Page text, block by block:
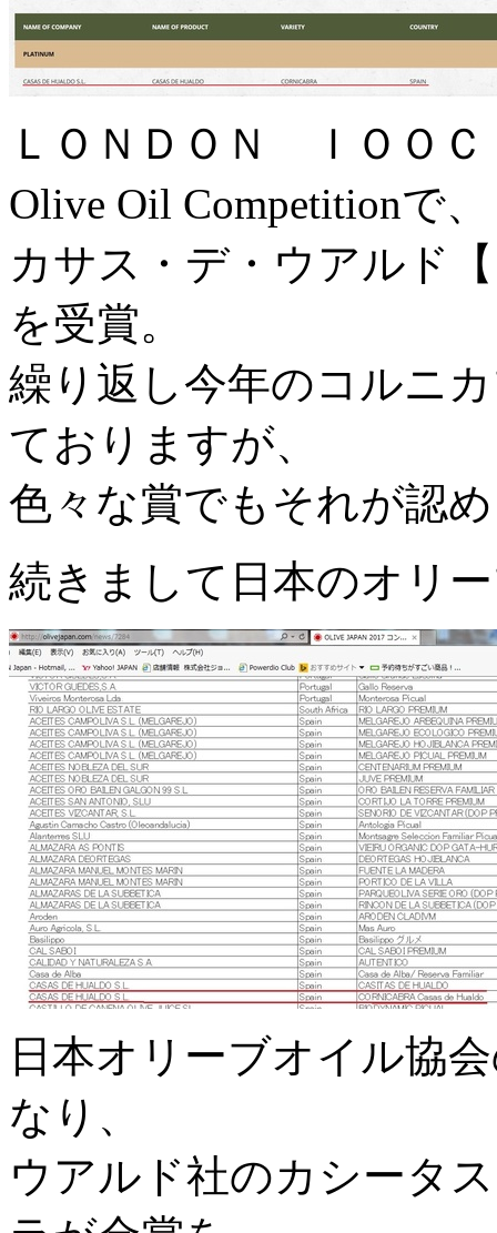
ＬＯＮＤＯＮ ＩＯＯ
Olive Oil Competitionで、
カサス・デ・ウアルド
を受賞。
繰り返し今年のコルニ
ておりますが、
色々な賞でもそれが認
続きまして日本のオリ
日本オリーブオイル協
なり、
ウアルド社のカシータ